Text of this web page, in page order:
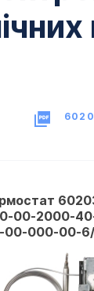
00-2000-
00-000-00-